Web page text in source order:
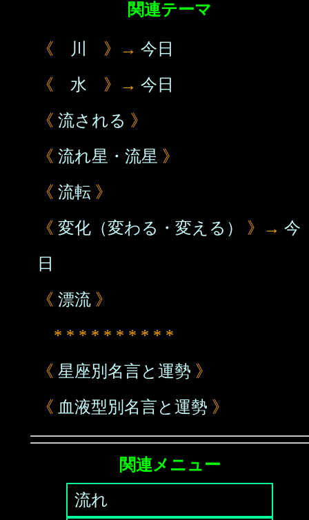
関連テーマ
《 川 》→ 今日
《 水 》→ 今日
《 流される 》
《 流れ星・流星 》
《 流転 》
《 変化（変わる・変える） 》→ 今
日
《 漂流 》
* * * * * * * * * *
《 星座別名言と運勢 》
《 血液型別名言と運勢 》
関連メニュー
流れ